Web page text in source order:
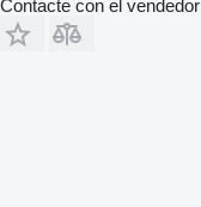
Contacte con el vendedor